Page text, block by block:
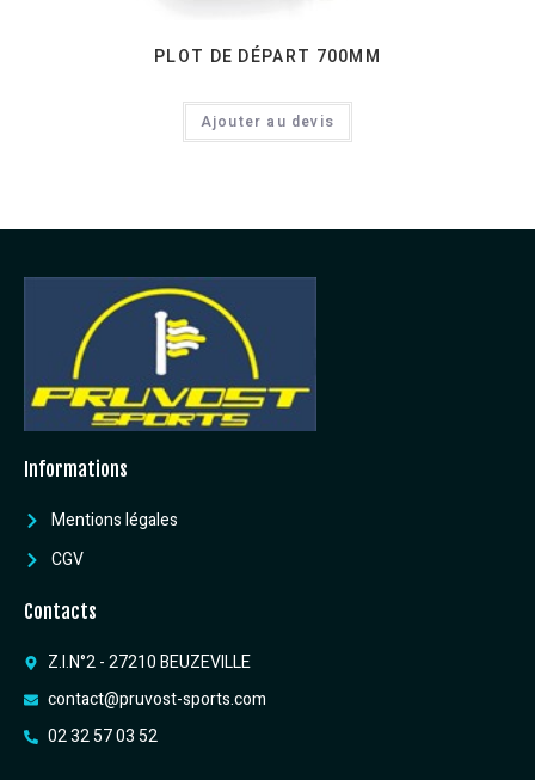
PLOT DE DÉPART 700MM
Ajouter au devis
Informations
Mentions légales
CGV
Contacts
Z.I.N°2 - 27210 BEUZEVILLE
contact@pruvost-sports.com
02 32 57 03 52